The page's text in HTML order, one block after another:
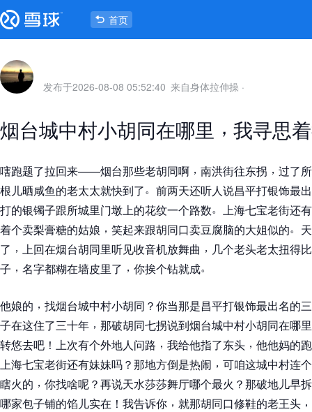
首页
发布于2026-08-08 05:52:40 来自身体拉伸操 ·
烟台城中村小胡同在哪里 ， 我寻思
嗐跑题了拉回来——烟台那些老胡同啊 ， 南洪街往东拐 ， 过了
根儿晒咸鱼的老太太就快到了。 前两天还听人说昌平打银饰最
打的银镯子跟所城里门墩上的花纹一个路数。 上海七宝老街还
着个卖梨膏糖的姑娘 ， 笑起来跟胡同口卖豆腐脑的大姐似的。
了 ， 上回在烟台胡同里听见收音机放舞曲 ， 几个老头老太扭得
子 ， 名字都糊在墙皮里了 ， 你挨个钻就成。
他娘的 ， 找烟台城中村小胡同 ？你当那是昌平打银饰最出名的
子在这住了三十年 ， 那破胡同七拐说到烟台城中村小胡同在哪里
转悠去吧 ！ 上次有个外地人问路 ， 我给他指了东头 ， 他他妈的
上海七宝老街还有妹妹吗？那地方倒是热闹 ， 可咱这城中村连
瞎火的 ， 你找啥呢？再说天水莎莎舞厅哪个最火 ？那破地儿早
哪家包子铺的馅儿实在 ！ 我告诉你 ， 就那胡同口修鞋的老王头 ，